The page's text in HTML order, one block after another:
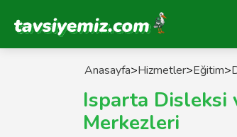
Tavsiyemiz Anasayfa
Anasayfa>Hizmetler>Eğitim>
Isparta Disleksi
Merkezleri